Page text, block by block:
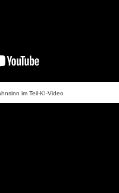
im Teil-KI-Video